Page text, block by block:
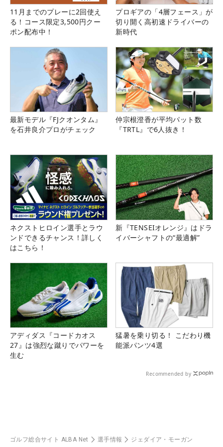
11月までのプレーに2回使え
る！コース限定3,500円クー
ポン配布中！
プロギアの「4層フェース」が
切り開く高初速ドライバーの
新時代
最新モデル『FJクオンタム』
を石井良介プロがチェック
仲宗根澄香が平均パット数
『TRTL』で6人抜き！
ネクストヒロイン選手とラウ
ンドできるチャンス！詳しく
はこちら！
新『TENSEIオレンジ』はドラ
イバーシャフトの“最適解”
アディダス『コードカオス
27』は強烈な蹴りでパワーを
生む
猛暑を乗り切る！ こだわり機
能派パンツ4選
Recommended by
ゴルフ総合サイト ALBA Net 選手情報 ジェダイア・モーガン